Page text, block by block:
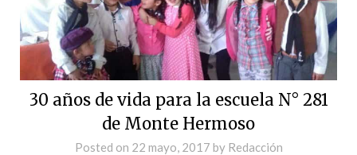
30 años de vida para la escuela N° 281
de Monte Hermoso
Posted on 22 mayo, 2017 by Redacción